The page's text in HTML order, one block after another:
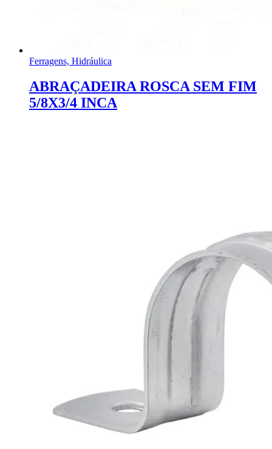
Ferragens, Hidráulica
ABRAÇADEIRA ROSCA SEM FIM
5/8X3/4 INCA